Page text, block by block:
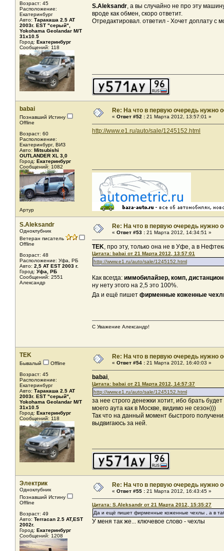
Возраст: 45
Расположение:
Екатеринбург
Авто: Таракаша 2.5 AT
2003г. EST "серый",
Yokohama Geolandar M/T
31x10.5
Город: Екатеринбург
Сообщений: 118
S.Aleksandr, а вы случайно не про эту
вроде как обмен, скоро ответит.
Отредактировал. ответил - Хочет доплату с
babai
Познавший Истину
Offline
Возраст: 60
Расположение:
Екатеринбург, ВИЗ
Авто: Mitsubishi
OUTLANDER XL 3,0
Город: Екатеринбург
Сообщений: 1082
Артур
Re: На что в первую очередь нужно
« Ответ #52 : 21 Марта 2012, 13:57:01 »
http://www.e1.ru/auto/sale/1245152.html
S.Aleksandr
Одноклубник
Ветеран писатель
Offline
Возраст: 48
Расположение: Уфа, РБ
Авто: 2,5 AT EST 2003 г.
Город: Уфа, РБ
Сообщений: 2551
Александр
Re: На что в первую очередь нужно
« Ответ #53 : 21 Марта 2012, 14:34:51 »
TEK, про эту, только она не в Уфе, а в
Цитата: babai от 21 Марта 2012, 13:57:01
http://www.e1.ru/auto/sale/1245152.html
Как всегда: иммобилайзер, комп,
ну нету этого на 2,5 это 100%.
Да и ещё пишет фирменные коженные
С Уважение Александр!
TEK
Бывалый
Offline
Возраст: 45
Расположение:
Екатеринбург
Авто: Таракаша 2.5 AT
2003г. EST "серый",
Yokohama Geolandar M/T
31x10.5
Город: Екатеринбург
Сообщений: 118
Re: На что в первую очередь нужно
« Ответ #54 : 21 Марта 2012, 16:40:03 »
babai,
Цитата: babai от 21 Марта 2012, 14:57:37
http://www.e1.ru/auto/sale/1245152.html
за нее строго денежки хотит, ибо брать
моего аута как в Москве, видимо не сезон)))
Так что на данный момент быстрого
выдвигаюсь за ней.
Электрик
Одноклубник
Познавший Истину
Offline
Возраст: 49
Авто: Terracan 2.5 AT,EST
2002г.
Город: Екатеринбург
Сообщений: 1208
Re: На что в первую очередь нужно
« Ответ #55 : 21 Марта 2012, 16:43:45 »
Цитата: S.Aleksandr от 21 Марта 2012, 15:35:27
Да и ещё пишет фирменные коженные чехлы , а в
У меня так же... ключевое слово - чехлы